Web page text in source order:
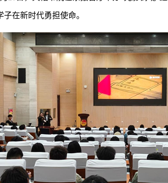
在新时代勇担使命。